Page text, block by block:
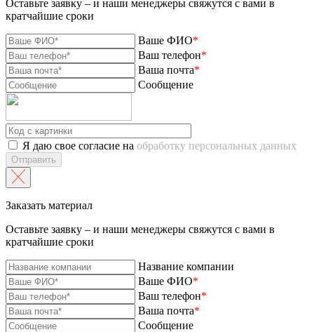
Оставьте заявку – и наши менеджеры свяжутся с вами в
кратчайшие сроки
Ваше ФИО*
Ваш телефон*
Ваша почта*
Сообщение
Я даю свое согласие на обработку персональных данных
Отправить
Заказать материал
Оставьте заявку – и наши менеджеры свяжутся с вами в
кратчайшие сроки
Название компании
Ваше ФИО*
Ваш телефон*
Ваша почта*
Сообщение